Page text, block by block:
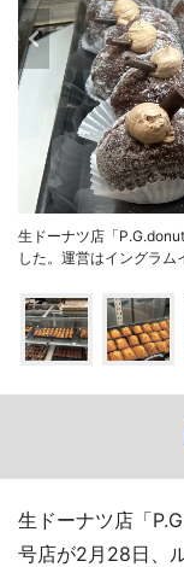
生ドーナツ店「
した。運営はイングラム
生ドーナツ店「
号店が2月28日、